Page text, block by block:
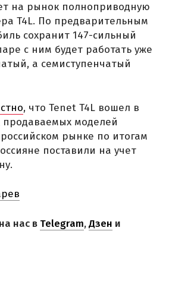
на рынок полноприводную
T4L. По предварительным
сохранит 147-сильный
с ним будет работать уже
а семиступенчатый
, что Tenet T4L вошел в
продаваемых моделей
рынке по итогам
поставили на учет
нас в Telegram,Дзен и